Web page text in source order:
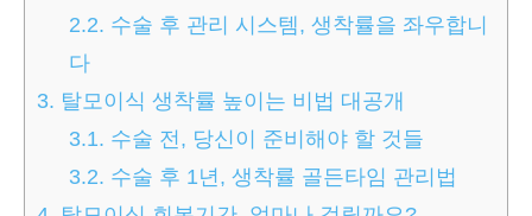
2.2. 수술 후 관리 시스템, 생착률을 좌우합니
다
3. 탈모이식 생착률 높이는 비법 대공개
3.1. 수술 전, 당신이 준비해야 할 것들
3.2. 수술 후 1년, 생착률 골든타임 관리법